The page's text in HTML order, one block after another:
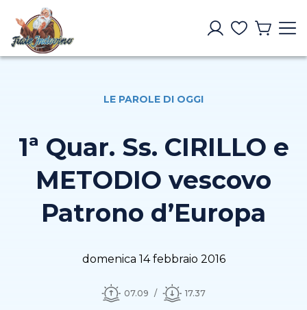
LE PAROLE DI OGGI
1ª Quar. Ss. CIRILLO e
METODIO vescovo
Patrono d’Europa
domenica 14 febbraio 2016
07.09 17.37